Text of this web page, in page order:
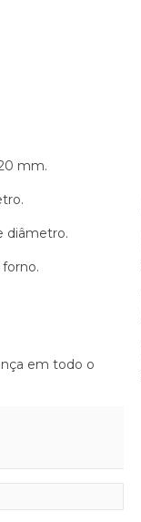
mm.
diâmetro.
em todo o